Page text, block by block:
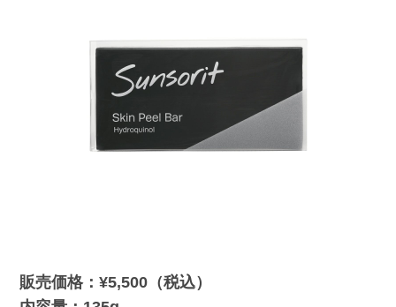
販売価格：¥5,500（税込）